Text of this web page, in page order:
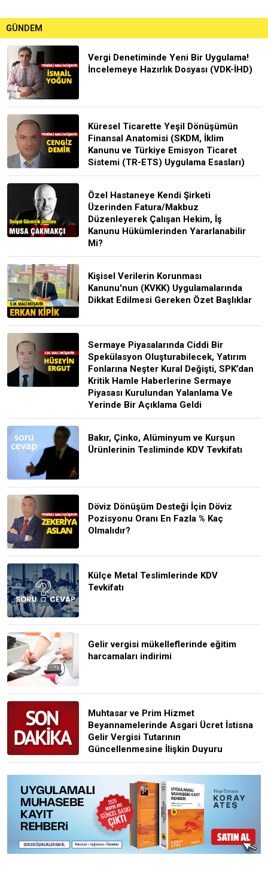
GÜNDEM
Vergi Denetiminde Yeni Bir Uygulama!
İncelemeye Hazırlık Dosyası (VDK-İHD)
Küresel Ticarette Yeşil Dönüşümün
Finansal Anatomisi (SKDM, İklim
Kanunu ve Türkiye Emisyon Ticaret
Sistemi (TR-ETS) Uygulama Esasları)
Özel Hastaneye Kendi Şirketi
Üzerinden Fatura/Makbuz
Düzenleyerek Çalışan Hekim, İş
Kanunu Hükümlerinden Yararlanabilir
Mi?
Kişisel Verilerin Korunması
Kanunu'nun (KVKK) Uygulamalarında
Dikkat Edilmesi Gereken Özet Başlıklar
Sermaye Piyasalarında Ciddi Bir
Spekülasyon Oluşturabilecek, Yatırım
Fonlarına Neşter Kural Değişti, SPK’dan
Kritik Hamle Haberlerine Sermaye
Piyasası Kurulundan Yalanlama Ve
Yerinde Bir Açıklama Geldi
Bakır, Çinko, Alüminyum ve Kurşun
Ürünlerinin Tesliminde KDV Tevkifatı
Döviz Dönüşüm Desteği İçin Döviz
Pozisyonu Oranı En Fazla % Kaç
Olmalıdır?
Külçe Metal Teslimlerinde KDV
Tevkifatı
Gelir vergisi mükelleflerinde eğitim
harcamaları indirimi
Muhtasar ve Prim Hizmet
Beyannamelerinde Asgari Ücret İstisna
Gelir Vergisi Tutarının
Güncellenmesine İlişkin Duyuru